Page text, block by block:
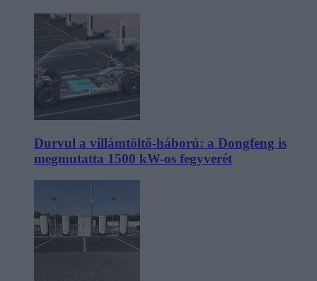
Durvul a villámtöltő-háború: a Dongfeng is
megmutatta 1500 kW-os fegyverét